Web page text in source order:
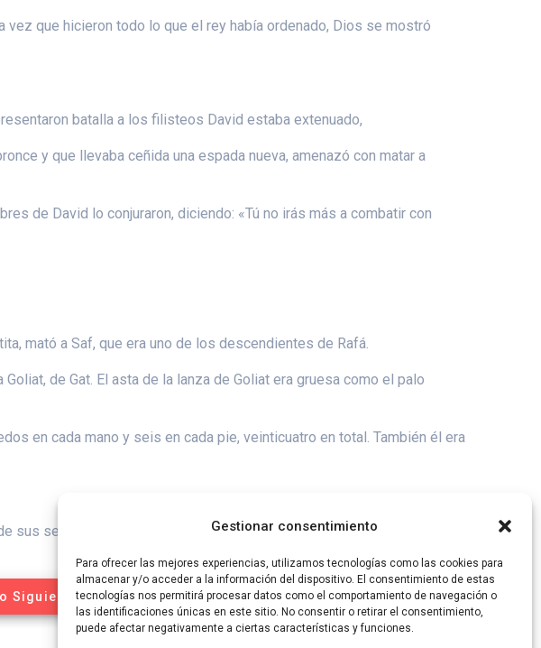
Gestionar consentimiento
Para ofrecer las mejores experiencias, utilizamos tecnologías como las cookies para
almacenar y/o acceder a la información del dispositivo. El consentimiento de estas
tecnologías nos permitirá procesar datos como el comportamiento de navegación o
las identificaciones únicas en este sitio. No consentir o retirar el consentimiento,
puede afectar negativamente a ciertas características y funciones.
vez que hicieron todo lo que el rey había ordenado, Dios se mostró
batalla a los filisteos David estaba extenuado,
y que llevaba ceñida una espada nueva, amenazó con matar a
de David lo conjuraron, diciendo: «Tú no irás más a combatir con
mató a Saf, que era uno de los descendientes de Rafá.
de Gat. El asta de la lanza de Goliat era gruesa como el palo
en cada mano y seis en cada pie, veinticuatro en total. También él era
sus servidores.
Siguiente